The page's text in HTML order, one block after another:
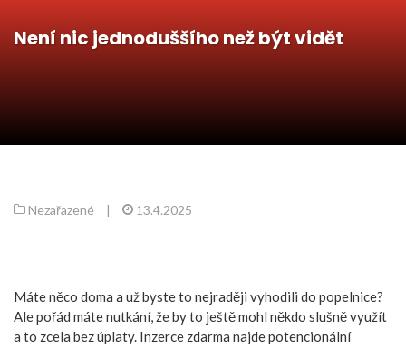
Není nic jednoduššího než být vidět
Nezařazené | 13.4.2025
Máte něco doma a už byste to nejraději vyhodili do popelnice?
Ale pořád máte nutkání, že by to ještě mohl někdo slušně využít
a to zcela bez úplaty. Inzerce zdarma najde potencionální